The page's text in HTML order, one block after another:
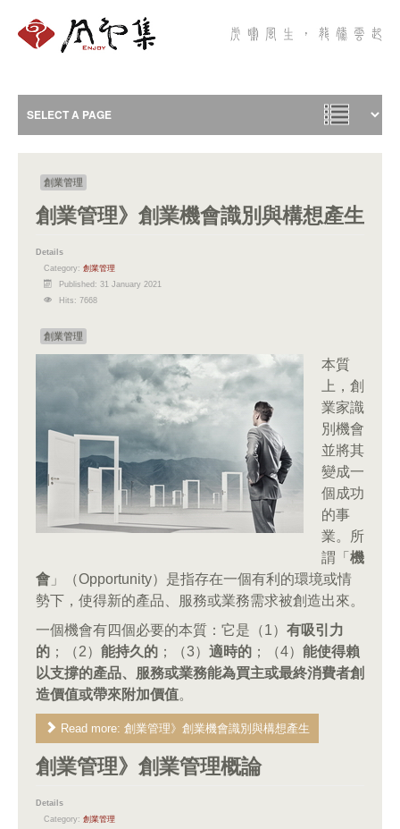
創業管理
創業管理》創業機會識別與構想產生
Details
Category: 創業管理
Published: 31 January 2021
Hits: 7668
創業管理
本質
上，創
業家識
別機會
並將其
變成一
個成功
的事
業。所
謂「 機
會 」（Opportunity）是指存在一個有利的環境或情
勢下，使得新的產品、服務或業務需求被創造出來。
一個機會有四個必要的本質：它是（1） 有吸引力
的 ；（2） 能持久的 ；（3） 適時的 ；（4） 能使得賴
以支撐的產品、服務或業務能為買主或最終消費者創
造價值或帶來附加價值。
Read more: 創業管理》創業機會識別與構想產生
創業管理》創業管理概論
Details
Category: 創業管理